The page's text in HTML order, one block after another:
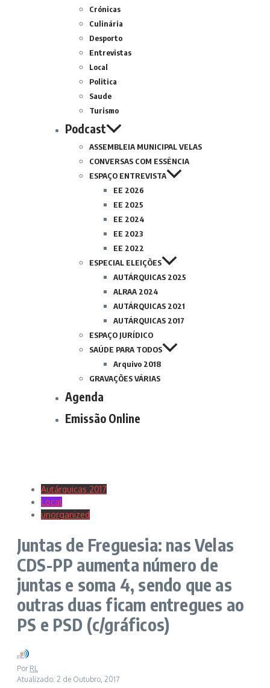
Crónicas
Culinária
Desporto
Entrevistas
Local
Politica
Saude
Turismo
Podcast
ASSEMBLEIA MUNICIPAL VELAS
CONVERSAS COM ESSÊNCIA
ESPAÇO ENTREVISTA
EE 2026
EE 2025
EE 2024
EE 2023
EE 2022
ESPECIAL ELEIÇÕES
AUTÁRQUICAS 2025
ALRAA 2024
AUTÁRQUICAS 2021
AUTÁRQUICAS 2017
ESPAÇO JURÍDICO
SAÚDE PARA TODOS
Arquivo 2018
GRAVAÇÕES VÁRIAS
Agenda
Emissão Online
Autárquicas 2017
Local
unorganized
Juntas de Freguesia: nas Velas
CDS-PP aumenta número de
juntas e soma 4, sendo que as
outras duas ficam entregues ao
PS e PSD (c/gráficos)
Por RL
Atualizado: 2 de Outubro, 2017